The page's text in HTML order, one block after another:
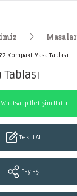
Masalar
Whatsapp İletişim Hattı
Teklif Al
Paylaş